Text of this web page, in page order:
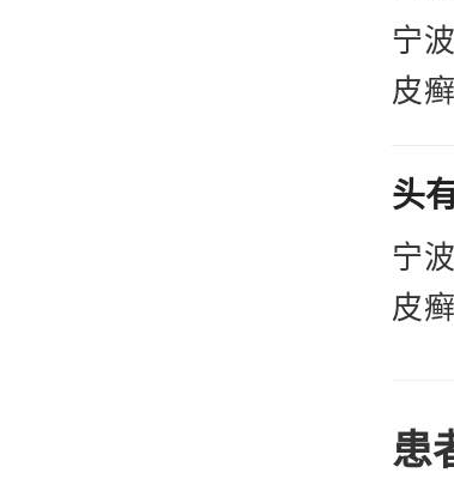
麻
宁
皮
呢
麻
宁
皮
麻
患